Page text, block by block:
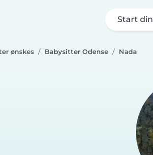
Start
ønskes Babysitter Odense Nada